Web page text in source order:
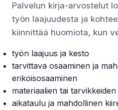
Palvelun kirja-arvostelut
työn laajuudesta ja
kiinnittää huomiota, kun
työn laajuus ja kesto
tarvittava osaaminen ja
erikoisosaaminen
materiaalien tai
aikataulu ja mahdollinen